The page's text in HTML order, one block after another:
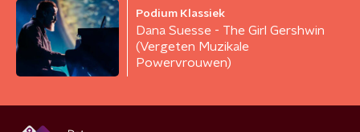
Podium Klassiek
Dana Suesse - The Girl Gershwin
(Vergeten Muzikale
Powervrouwen)